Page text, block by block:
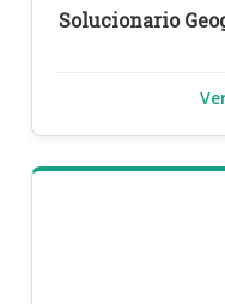
Solucionario